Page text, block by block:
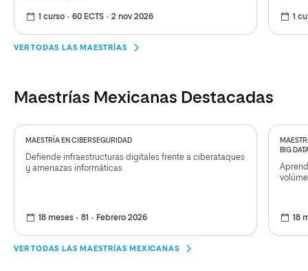
1 curso 60 ECTS 2 nov 2026 1
VER TODAS LAS MAESTRÍAS
Maestrías Mexicanas Destacadas
MAESTRÍA EN CIBERSEGURIDAD
Defiende infraestructuras digitales frente a ciberataques
y amenazas informáticas
18 meses 81 Febrero 2026
BIG
18
VER TODAS LAS MAESTRÍAS MEXICANAS